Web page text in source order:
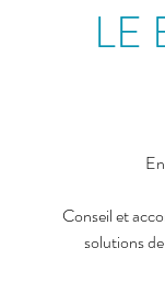
LE
Conseil et
solutions